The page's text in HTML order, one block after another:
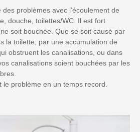
problèmes avec l’écoulement de
douche, toilettes/WC. Il est fort
soit bouchée. Que se soit causé par
la toilette, par une accumulation de
obstruent les canalisations, ou dans
canalisations soient bouchées par les
problème en un temps record.